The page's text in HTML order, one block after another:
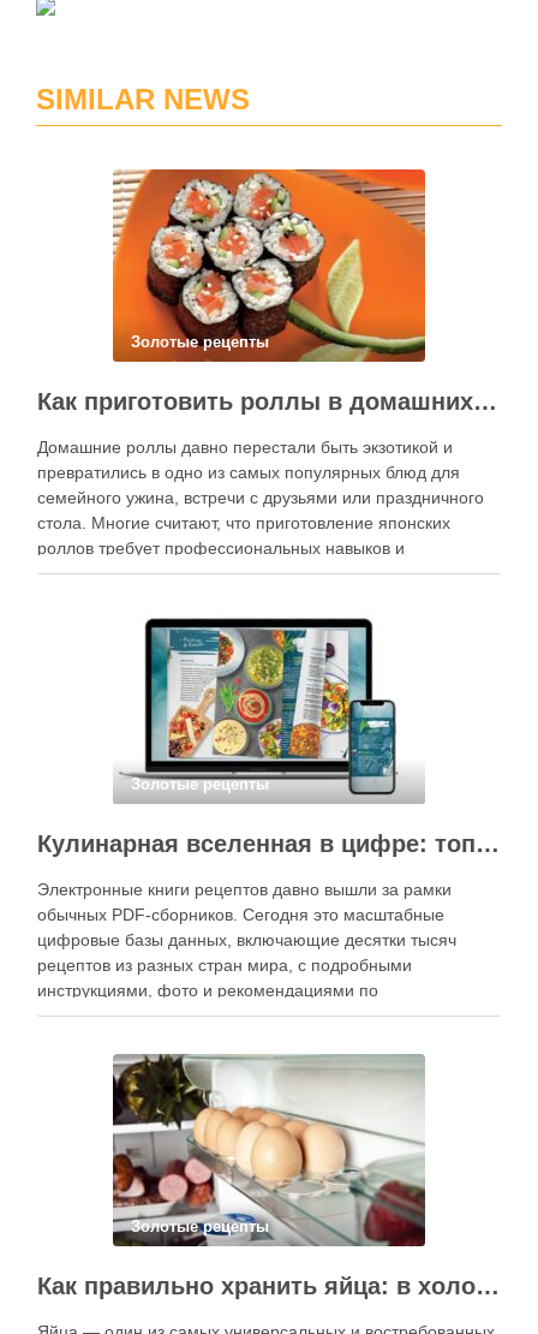
SIMILAR NEWS
Золотые рецепты
Как приготовить роллы в домашних условиях?
Домашние роллы давно перестали быть экзотикой и
превратились в одно из самых популярных блюд для
семейного ужина, встречи с друзьями или праздничного
стола. Многие считают, что приготовление японских
роллов требует профессиональных навыков и
специального оборудования, однако на практике сделать
кухне. Главное — …
Золотые рецепты
Кулинарная вселенная в цифре: топ-3 самых больших электронных книг рецептов
Электронные книги рецептов давно вышли за рамки
обычных PDF-сборников. Сегодня это масштабные
цифровые базы данных, включающие десятки тысяч
рецептов из разных стран мира, с подробными
инструкциями, фото и рекомендациями по
приготовлению. В отличие от печатных изданий,
контент, расширять коллекции блюд и добавлять новые
функции. Ниже …
Золотые рецепты
Как правильно хранить яйца: в холодильнике или на полке?